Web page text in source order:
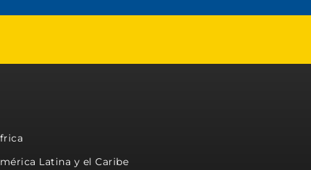
Latina y el Caribe